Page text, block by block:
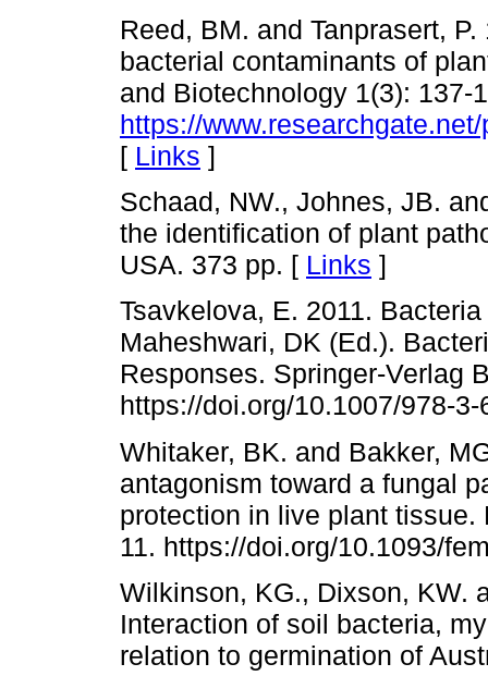
Reed, BM. and Tanprasert,
bacterial contaminants of
and Biotechnology 1(3): 137-
https://
[ Links ]
Schaad, NW., Johnes, JB.
the identification of plant
USA. 373 pp. [ Links ]
Tsavkelova, E. 2011.
Maheshwari, DK (Ed.).
Responses. Springer-Verlag
https://doi.org/10.1007/978-
Whitaker, BK. and Bakker,
antagonism toward a fungal
protection in live plant
11. https://doi.org/10.1093/
Wilkinson, KG., Dixson, KW.
Interaction of soil bacteria,
relation to germination of